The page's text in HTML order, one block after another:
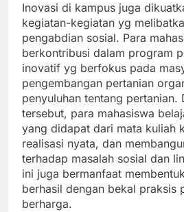
Inovasi di kampus juga
kegiatan-kegiatan yg
pengabdian sosial. Para
berkontribusi dalam program
inovatif yg berfokus pada
pengembangan pertanian
penyuluhan tentang pertanian.
tersebut, para mahasiswa
yang didapat dari mata kuliah
realisasi nyata, dan
terhadap masalah sosial dan
ini juga bermanfaat
berhasil dengan bekal praksis
berharga.